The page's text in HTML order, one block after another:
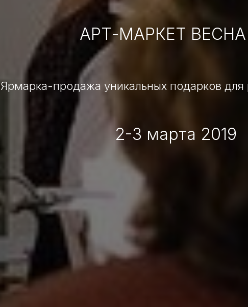
АРТ-МАРКЕТ ВЕСНА
Ярмарка-продажа уникальных подарков
2-3 марта 2019